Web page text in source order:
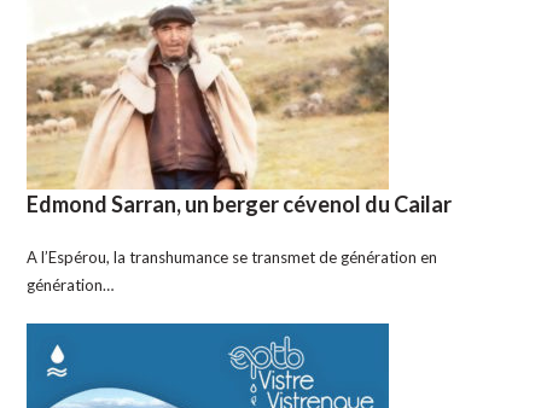
Edmond Sarran, un berger cévenol du Cailar
A l’Espérou, la transhumance se transmet de génération en
génération…